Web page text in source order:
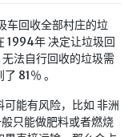
车回收全部村庄的垃
1994年 决定让垃圾回
法自行回收的垃圾需
81％ 。
能有风险，比如 非洲
只能做肥料或者燃烧